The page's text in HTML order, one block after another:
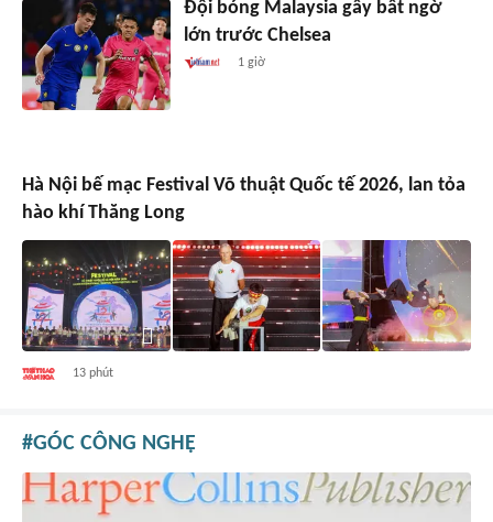
Đội bóng Malaysia gây bất ngờ
lớn trước Chelsea
1 giờ
Hà Nội bế mạc Festival Võ thuật Quốc tế 2026, lan tỏa
hào khí Thăng Long
13 phút
GÓC CÔNG NGHỆ